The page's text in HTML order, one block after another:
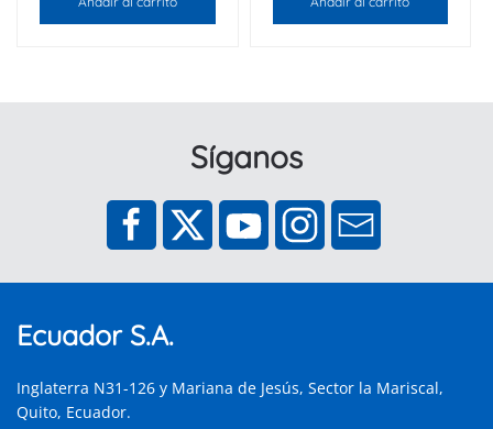
Síganos
Ecuador S.A.
Inglaterra N31-126 y Mariana de Jesús, Sector la Mariscal,
Quito, Ecuador.